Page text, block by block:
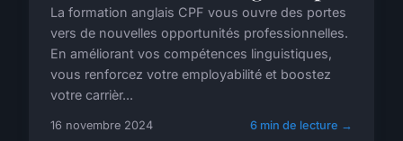
La formation anglais CPF vous ouvre des portes
vers de nouvelles opportunités professionnelles.
En améliorant vos compétences linguistiques,
vous renforcez votre employabilité et boostez
votre carrièr...
16 novembre 2024 6 min de lecture →